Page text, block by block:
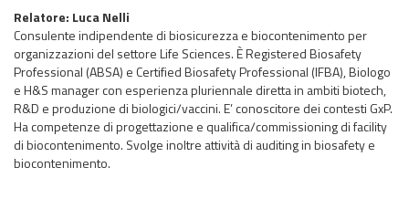
Relatore: Luca Nelli
Consulente indipendente di biosicurezza e biocontenimento per
organizzazioni del settore Life Sciences. È Registered Biosafety
Professional (ABSA) e Certified Biosafety Professional (IFBA), Biologo
e H&S manager con esperienza pluriennale diretta in ambiti biotech,
R&D e produzione di biologici/vaccini. E’ conoscitore dei contesti GxP.
Ha competenze di progettazione e qualifica/commissioning di facility
di biocontenimento. Svolge inoltre attività di auditing in biosafety e
biocontenimento.